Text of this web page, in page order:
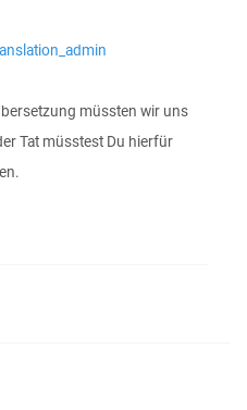
müssten wir uns
Tat müsstest Du hierfür